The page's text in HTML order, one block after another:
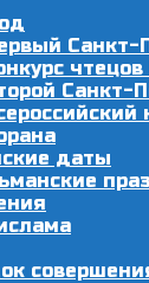
Санкт-
Санкт-
даты